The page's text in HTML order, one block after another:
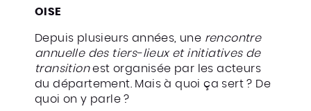
OISE
Depuis plusieurs années, une rencontre
annuelle des tiers-lieux et initiatives de
transitionest organisée par les acteurs
du département. Mais à quoi ça sert ? De
quoi on y parle ?